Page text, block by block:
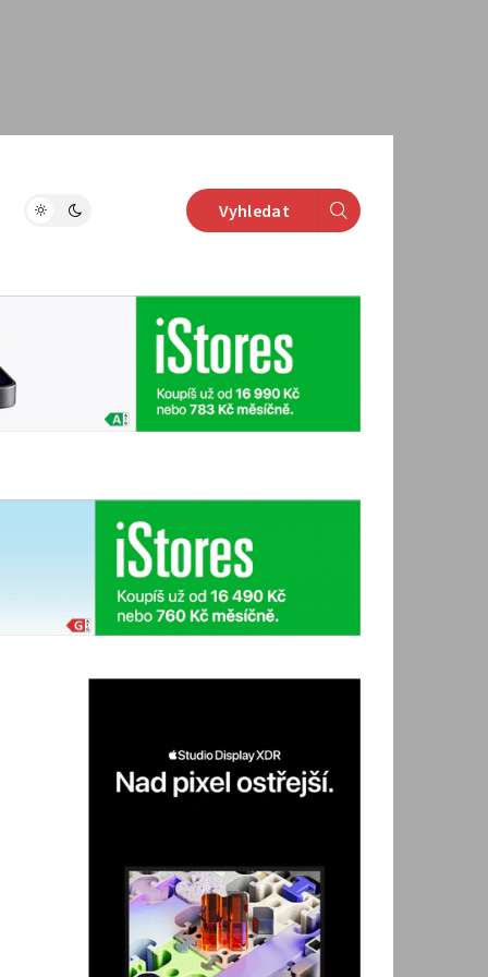
Vyhledat